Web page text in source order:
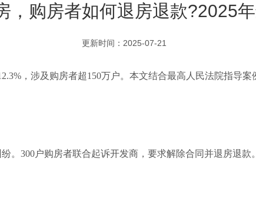
，购房者如何退房退款?2025
更新时间：2025-07-21
，涉及购房者超150万户。本文结合最高人民法院指导
。300户购房者联合起诉开发商，要求解除合同并退房退款